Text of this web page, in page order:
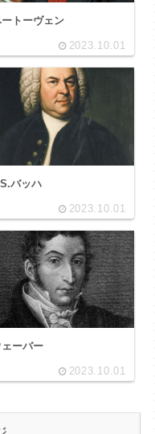
トーヴェン
2023.10.01
バッハ
2023.10.01
ェーバー
2023.10.01